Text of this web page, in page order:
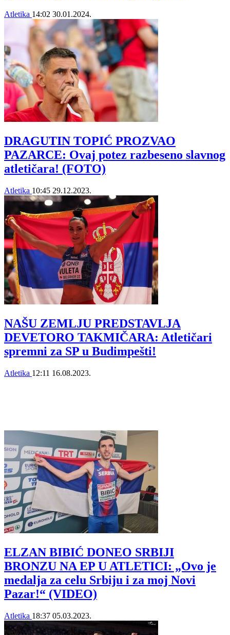
Atletika 14:02 30.01.2024.
DRAGUTIN TOPIĆ PROZVAO
PAZARCE: Ovaj potez razbeseno slavnog
atletičara! (FOTO)
Atletika 10:45 29.12.2023.
NAŠU ZEMLJU PREDSTAVLJA
DEVETORO TAKMIČARA: Atletičari
spremni za SP u Budimpešti!
Atletika 12:11 16.08.2023.
ELZAN BIBIĆ DONEO SRBIJI
BRONZU NA EP U ATLETICI: „Ovo je
medalja za celu Srbiju i za moj Novi
Pazar!“ (VIDEO)
Atletika 18:37 05.03.2023.